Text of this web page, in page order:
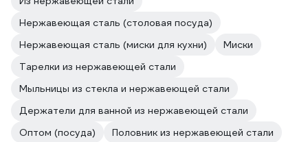
Нержавеющая сталь (столовая посуда)
Нержавеющая сталь (миски для кухни)
Миски
Тарелки из нержавеющей стали
Мыльницы из стекла и нержавеющей стали
Держатели для ванной из нержавеющей стали
Оптом (посуда)
Половник из нержавеющей стали